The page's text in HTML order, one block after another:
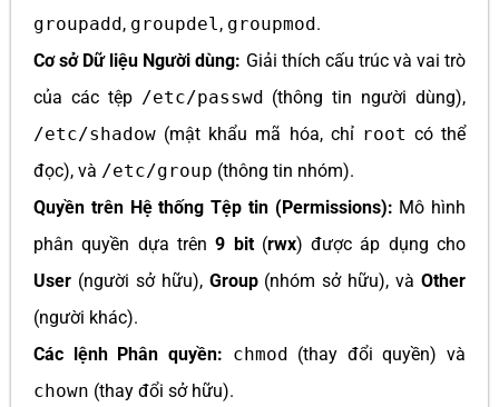
groupadd , groupdel, groupmod .
Cơ sở Dữ liệu Người dùng: Giải thích cấu trúc và vai trò
của các tệp /etc/passwd (thông tin người dùng),
/etc/shadow (mật khẩu mã hóa, chỉ root có thể
đọc), và /etc/group (thông tin nhóm).
Quyền trên Hệ thống Tệp tin (Permissions): Mô hình
phân quyền dựa trên9 bit(rwx) được áp dụng cho
User (người sở hữu), Group(nhóm sở hữu), vàOther
(người khác).
Các lệnh Phân quyền: chmod
(thay đổi quyền) và
chown (thay đổi sở hữu).